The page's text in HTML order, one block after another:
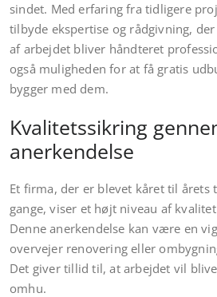
sindet. Med erfaring fra tidligere
tilbyde ekspertise og rådgivning,
af arbejdet bliver håndteret
også muligheden for at få gratis
bygger med dem.
Kvalitetssikring
anerkendelse
Et firma, der er blevet kåret til
gange, viser et højt niveau af
Denne anerkendelse kan være en
overvejer renovering eller
Det giver tillid til, at arbejdet vil
omhu.